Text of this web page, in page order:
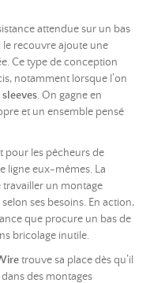
attendue sur un bas
le recouvre ajoute une
Ce type de conception
notamment lorsque l’on
sleeves. On gagne en
et un ensemble pensé
pour les pêcheurs de
ligne eux-mêmes. La
travailler un montage
ses besoins. En action,
que procure un bas de
bricolage inutile.
trouve sa place dès qu’il
des montages